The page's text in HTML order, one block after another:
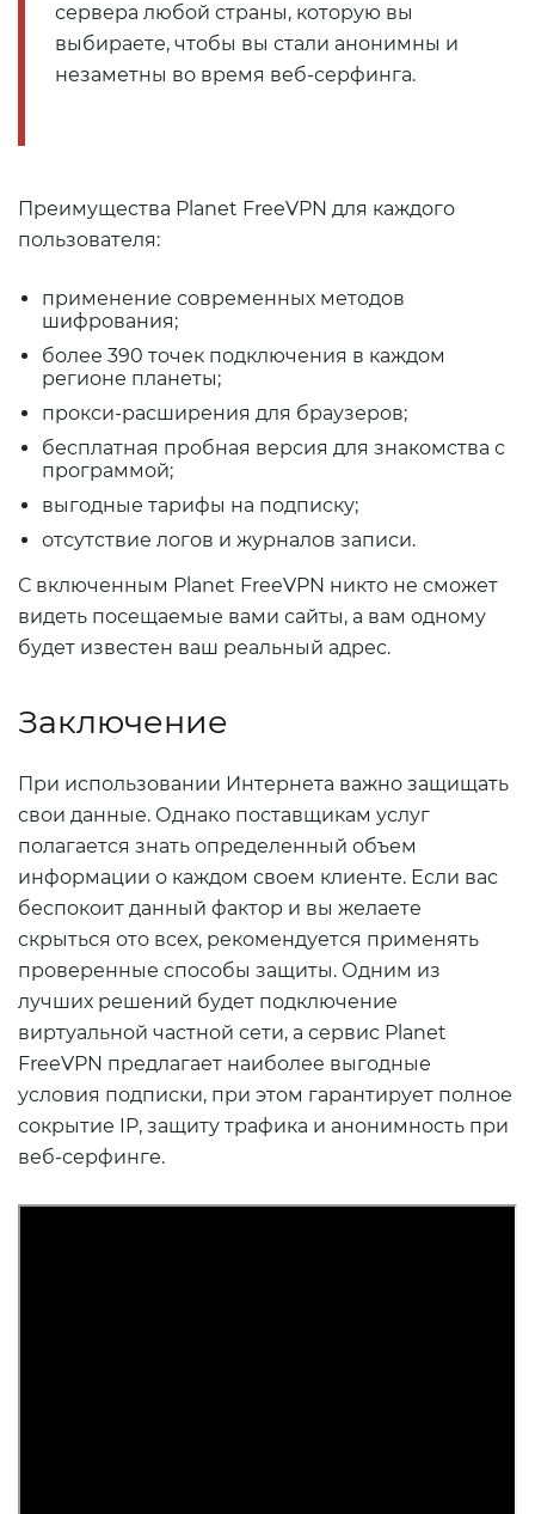
сервера любой страны, которую вы
выбираете, чтобы вы стали анонимны и
незаметны во время веб-серфинга.
Преимущества Planet FreeVPN для каждого
пользователя:
применение современных методов
шифрования;
более 390 точек подключения в каждом
регионе планеты;
прокси-расширения для браузеров;
бесплатная пробная версия для знакомства с
программой;
выгодные тарифы на подписку;
отсутствие логов и журналов записи.
С включенным Planet FreeVPN никто не сможет
видеть посещаемые вами сайты, а вам одному
будет известен ваш реальный адрес.
Заключение
При использовании Интернета важно защищать
свои данные. Однако поставщикам услуг
полагается знать определенный объем
информации о каждом своем клиенте. Если вас
беспокоит данный фактор и вы желаете
скрыться ото всех, рекомендуется применять
проверенные способы защиты. Одним из
лучших решений будет подключение
виртуальной частной сети, а сервис Planet
FreeVPN предлагает наиболее выгодные
условия подписки, при этом гарантирует полное
сокрытие IP, защиту трафика и анонимность при
веб-серфинге.